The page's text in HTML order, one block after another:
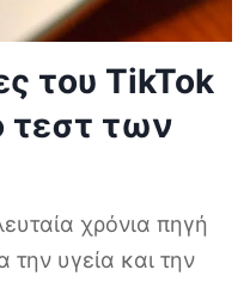
του TikTok
τεστ των
χρόνια πηγή
υγεία και την